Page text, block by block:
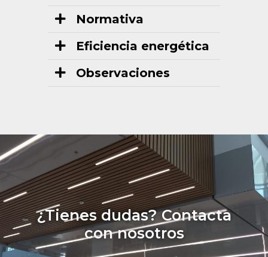
Normativa
Eficiencia energética
Observaciones
¿Tienes dudas? Contacta
con nosotros